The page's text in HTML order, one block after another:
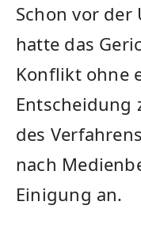
Schon vor
hatte das
Konflikt ohne
Entscheidung
des
nach
Einigung an.